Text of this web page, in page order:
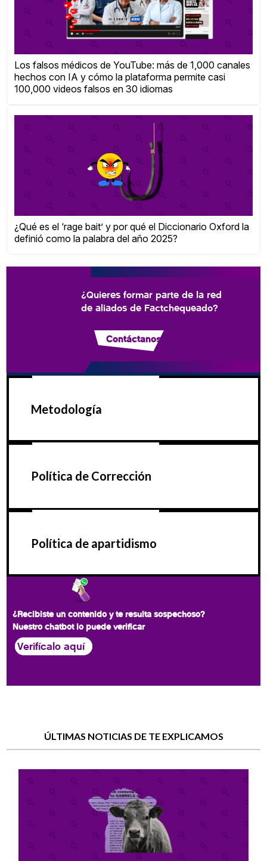
Los falsos médicos de YouTube: más de 1,000 canales
hechos con IA y cómo la plataforma permite casi
100,000 videos falsos en 30 idiomas
¿Qué es el ‘rage bait’ y por qué el Diccionario Oxford la
definió como la palabra del año 2025?
¿Quieres formar parte de la red
de aliados de Factchequeado?
Contáctanos
Metodología
Política de Corrección
Política de apartidismo
¿Recibiste un contenido y te resulta sospechoso?
Nuestro chatbot lo puede verificar
Verifícalo aquí
ÚLTIMAS NOTICIAS DE TE EXPLICAMOS